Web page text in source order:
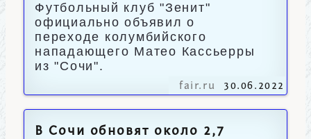
Футбольный клуб "Зенит"
официально объявил о
переходе колумбийского
нападающего Матео Кассьерры
из "Сочи".
fair.ru 30.06.2022
В Сочи обновят около 2,7